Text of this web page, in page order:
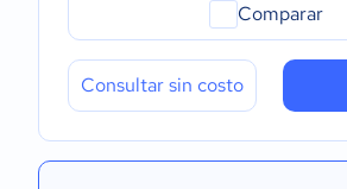
Comparar
Consultar sin costo